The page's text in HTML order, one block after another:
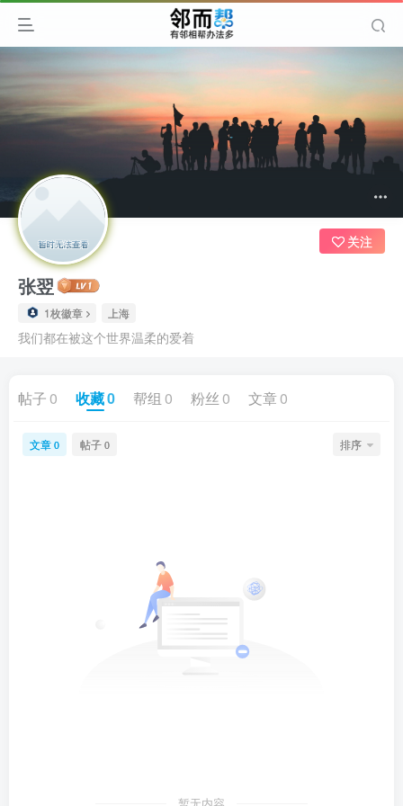
张翌
1枚徽章 上海
我们都在被这个世界温柔的爱着
关注
帖子 0 收藏0 帮组 0 粉丝 0 文章0
文章 0 帖子 0 排序